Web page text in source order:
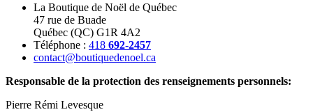
La Boutique de Noël de Québec
47 rue de Buade
Québec (QC) G1R 4A2
Téléphone : 418 692-2457
contact@boutiquedenoel.ca
Responsable de la protection des renseignements personnels:
Pierre Rémi Levesque